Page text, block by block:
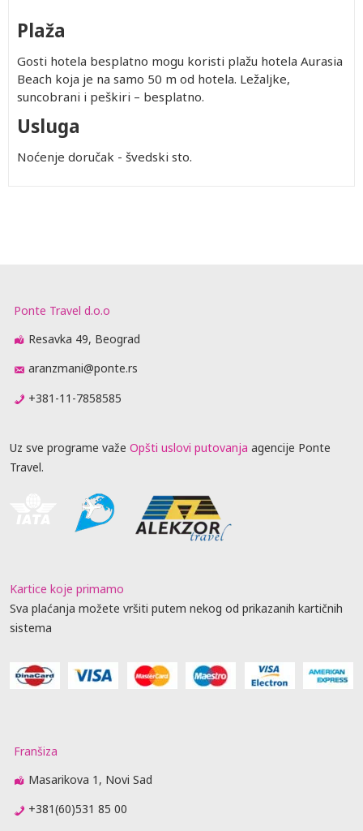
Plaža
Gosti hotela besplatno mogu koristi plažu hotela Aurasia
Beach koja je na samo 50 m od hotela. Ležaljke,
suncobrani i peškiri – besplatno.
Usluga
Noćenje doručak - švedski sto.
Ponte Travel d.o.o
Resavka 49, Beograd
aranzmani@ponte.rs
+381-11-7858585
Uz sve programe važe Opšti uslovi putovanja agencije Ponte
Travel.
Kartice koje primamo
Sva plaćanja možete vršiti putem nekog od prikazanih kartičnih
sistema
Franšiza
Masarikova 1, Novi Sad
+381(60)531 85 00